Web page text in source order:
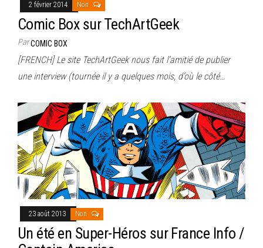
2 février 2014 Non
Comic Box sur TechArtGeek
ParCOMIC BOX
[FRENCH] Le site TechArtGeek nous fait l’amitié de publier
une interview (tournée il y a quelques mois, d’où le côté…
23 août 2013 Non
Un été en Super-Héros sur France Info /